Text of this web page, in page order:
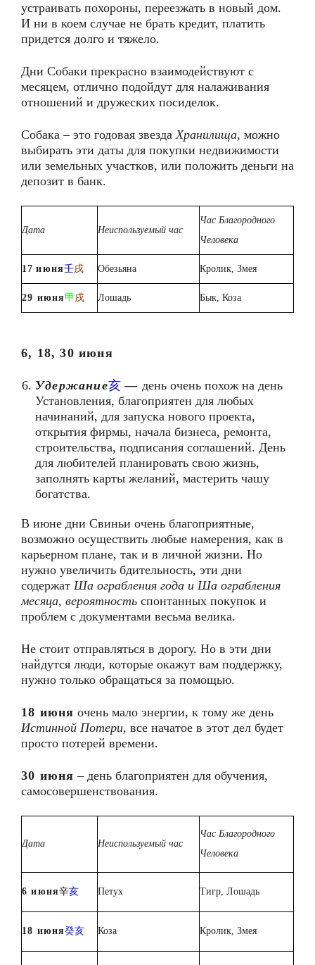
устраивать похороны, переезжать в новый дом.
И ни в коем случае не брать кредит, платить
придется долго и тяжело.
Дни Собаки прекрасно взаимодействуют с
месяцем, отлично подойдут для налаживания
отношений и дружеских посиделок.
Собака – это годовая звездаХранилища, можно
выбирать эти даты для покупки недвижимости
или земельных участков, или положить деньги на
депозит в банк.
Дата Неиспользуемый час
Час Благородного
Человека
17 июня壬戌 Обезьяна Кролик, Змея
29 июня 甲 戌 Лошадь Бык, Коза
6, 18, 30 июня
Удержание亥—день очень похож на день
Установления, благоприятен для любых
начинаний, для запуска нового проекта,
открытия фирмы, начала бизнеса, ремонта,
строительства, подписания соглашений. День
для любителей планировать свою жизнь,
заполнять карты желаний, мастерить чашу
богатства.
В июне дни Свиньи очень благоприятные,
возможно осуществить любые намерения, как в
карьерном плане, так и в личной жизни. Но
нужно увеличить бдительность, эти дни
содержат Ша ограбления года и Ша ограбления
месяца, вероятность спонтанных покупок и
проблем с документами весьма велика.
Не стоит отправляться в дорогу. Но в эти дни
найдутся люди, которые окажут вам поддержку,
нужно только обращаться за помощью.
18 июня очень мало энергии, к тому же день
Истинной Потери, все начатое в этот дел будет
просто потерей времени.
30 июня – день благоприятен для обучения,
самосовершенствования.
Дата Неиспользуемый час
Час Благородного
Человека
6 июня辛亥 Петух Тигр, Лошадь
18 июня癸亥 Коза Кролик, Змея